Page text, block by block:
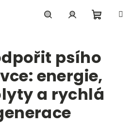
košík
psího
energie,
a rychlá